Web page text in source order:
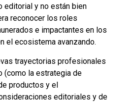
editorial y no están bien
reconocer los roles
e impactantes en los
el ecosistema avanzando.
trayectorias profesionales
(como la estrategia de
productos y el
editoriales y de